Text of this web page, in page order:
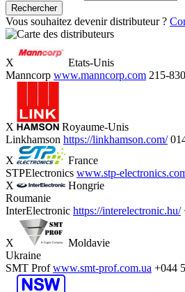
Rechercher
Vous souhaitez devenir distributeur ?
X
Etats-Unis
Manncorp www.manncorp.com 215-
X
Royaume-Unis
Linkhamson https://linkhamson.com/
X
France
STPElectronics www.stp-
X
Hongrie
Roumanie
InterElectronic https://interelectronic.hu/
X
Moldavie
Ukraine
SMT Prof www.smt-prof.com.ua +044